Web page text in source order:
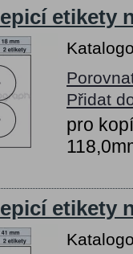
etikety
Přidat
pro
etikety